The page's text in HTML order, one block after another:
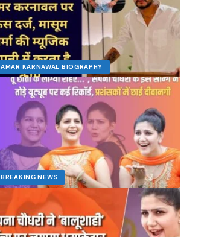
AMAR KARNAWAL BIOGRAPHY
BREAKING NEWS